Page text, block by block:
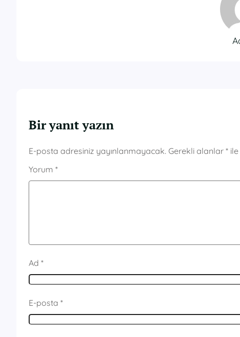
Bir yanıt yazın
E-posta adresiniz yayınlanmayacak. Gerekli alanlar *
Yorum *
Ad *
E-posta *